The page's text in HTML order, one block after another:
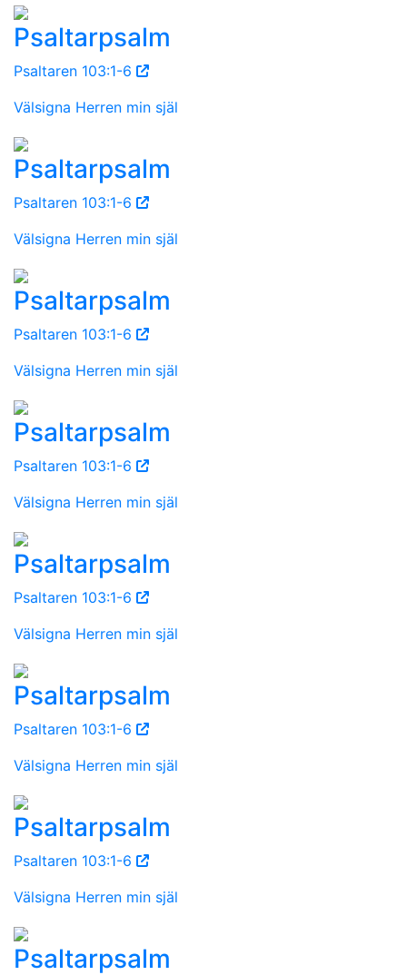
Psaltarpsalm
Psaltaren 103:1-6
Välsigna Herren min själ
Psaltarpsalm
Psaltaren 103:1-6
Välsigna Herren min själ
Psaltarpsalm
Psaltaren 103:1-6
Välsigna Herren min själ
Psaltarpsalm
Psaltaren 103:1-6
Välsigna Herren min själ
Psaltarpsalm
Psaltaren 103:1-6
Välsigna Herren min själ
Psaltarpsalm
Psaltaren 103:1-6
Välsigna Herren min själ
Psaltarpsalm
Psaltaren 103:1-6
Välsigna Herren min själ
Psaltarpsalm